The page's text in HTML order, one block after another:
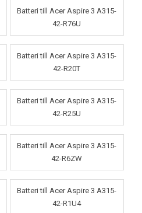
Batteri till Acer Aspire 3 A315-
42-R76U
Batteri till Acer Aspire 3 A315-
42-R20T
Batteri till Acer Aspire 3 A315-
42-R25U
Batteri till Acer Aspire 3 A315-
42-R6ZW
Batteri till Acer Aspire 3 A315-
42-R1U4